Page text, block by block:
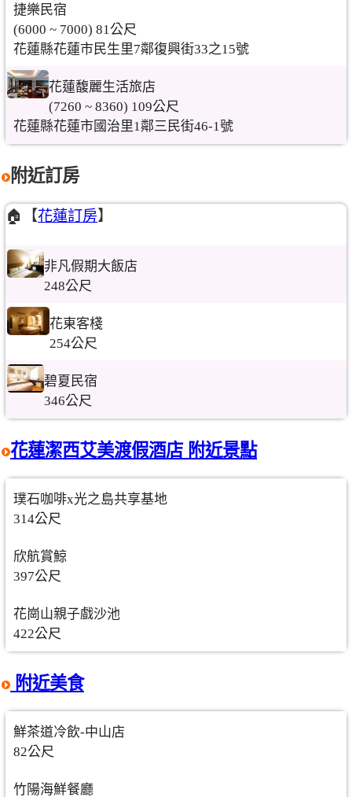
捷樂民宿
(6000 ~ 7000) 81公尺
花蓮縣花蓮市民生里7鄰復興街33之15號
花蓮馥麗生活旅店
(7260 ~ 8360) 109公尺
花蓮縣花蓮市國治里1鄰三民街46-1號
附近訂房
🏠【花蓮訂房】
非凡假期大飯店
248公尺
花東客棧
254公尺
碧夏民宿
346公尺
花蓮潔西艾美渡假酒店 附近景點
璞石咖啡x光之島共享基地
314公尺
欣航賞鯨
397公尺
花崗山親子戲沙池
422公尺
附近美食
鮮茶道冷飲-中山店
82公尺
竹陽海鮮餐廳